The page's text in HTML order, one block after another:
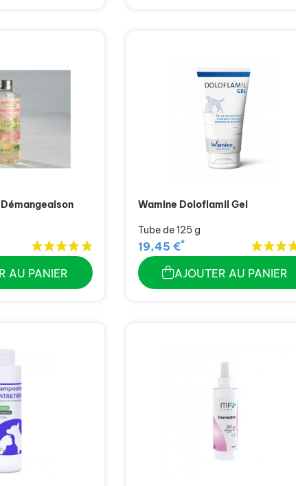
AU PANIER
Wamine Doloflamil Gel
Tube de 125 g
19,45 €*
AJOUTER AU PANIER